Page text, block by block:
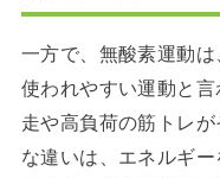
一方で、無酸素運動
使われやすい運動と
走や高負荷の筋トレ
な違いは、エネルギ